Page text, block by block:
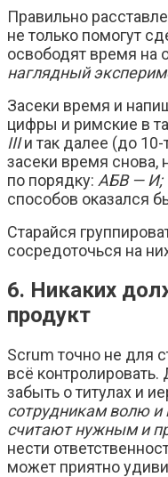
Правильно
не только помогут
освободят время на
наглядный
Засеки время и
цифры и римские в
IIIи так далее (до 10-
засеки время снова,
по порядку: АБВ — И;
способов оказался
Старайся
сосредоточься на
6. Никаких
продукт
Scrum точно не для
всё
забыть о титулах и
сотрудникам волю и
считают нужным и
нести
может приятно